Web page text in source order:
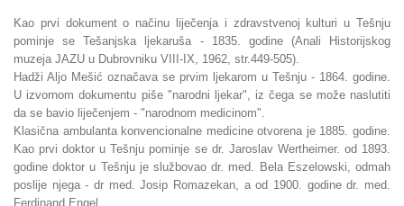
Kao prvi dokument o načinu liječenja i zdravstvenoj kulturi u Tešnju
pominje se Tešanjska ljekaruša - 1835. godine (Anali Historijskog
muzeja JAZU u Dubrovniku VIII-IX, 1962, str.449-505).
Hadži Aljo Mešić označava se prvim ljekarom u Tešnju - 1864. godine.
U izvornom dokumentu piše "narodni ljekar", iz čega se može naslutiti
da se bavio liječenjem - "narodnom medicinom".
Klasična ambulanta konvencionalne medicine otvorena je 1885. godine.
Kao prvi doktor u Tešnju pominje se dr. Jaroslav Wertheimer. od 1893.
godine doktor u Tešnju je službovao dr. med. Bela Eszelowski, odmah
poslije njega - dr med. Josip Romazekan, a od 1900. godine dr. med.
Ferdinand Engel.